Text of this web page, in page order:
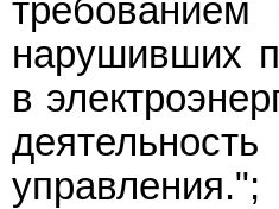
нарушивших
в
управления.";